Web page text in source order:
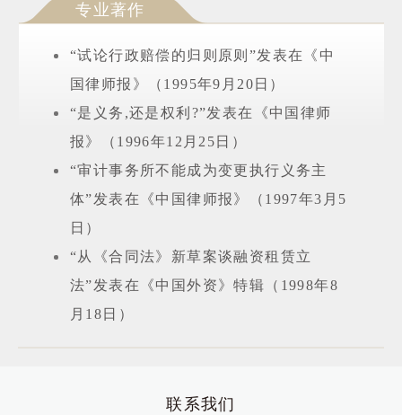
专业著作
“试论行政赔偿的归则原则”发表在《中
国律师报》（1995年9月20日）
“是义务,还是权利?”发表在《中国律师
报》（1996年12月25日）
“审计事务所不能成为变更执行义务主
体”发表在《中国律师报》（1997年3月5
日）
“从《合同法》新草案谈融资租赁立
法”发表在《中国外资》特辑（1998年8
月18日）
联系我们